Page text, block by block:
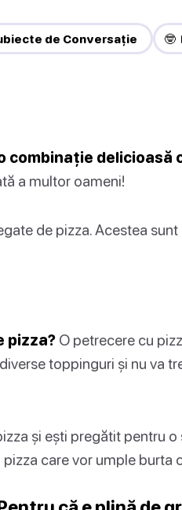
de Conversație 🤓
combinație delicioasă
a multor oameni!
de pizza. Acestea
pizza? O petrecere cu
toppinguri și nu va
și ești pregătit pentru o
care vor umple burta